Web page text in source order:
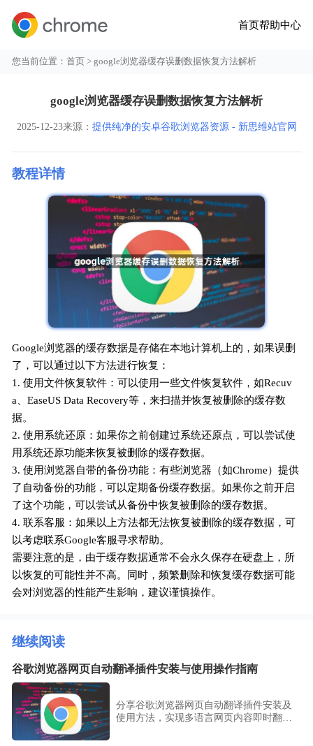
首页帮助中心
您当前位置：首页 > google浏览器缓存误删数据恢复方法解析
google浏览器缓存误删数据恢复方法解析
2025-12-23来源： 提供纯净的安卓谷歌浏览器资源 - 新思维站官网
教程详情
Google浏览器的缓存数据是存储在本地计算机上的，如果误删
了，可以通过以下方法进行恢复：
1. 使用文件恢复软件：可以使用一些文件恢复软件，如Recuv
a、EaseUS Data Recovery等，来扫描并恢复被删除的缓存数
据。
2. 使用系统还原：如果你之前创建过系统还原点，可以尝试使
用系统还原功能来恢复被删除的缓存数据。
3. 使用浏览器自带的备份功能：有些浏览器（如Chrome）提供
了自动备份的功能，可以定期备份缓存数据。如果你之前开启
了这个功能，可以尝试从备份中恢复被删除的缓存数据。
4. 联系客服：如果以上方法都无法恢复被删除的缓存数据，可
以考虑联系Google客服寻求帮助。
需要注意的是，由于缓存数据通常不会永久保存在硬盘上，所
以恢复的可能性并不高。同时，频繁删除和恢复缓存数据可能
会对浏览器的性能产生影响，建议谨慎操作。
继续阅读
谷歌浏览器网页自动翻译插件安装与使用操作指南
分享谷歌浏览器网页自动翻译插件安装及
使用方法，实现多语言网页内容即时翻